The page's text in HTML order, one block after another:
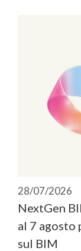
28/07/2026
NextGen
al 7 agosto
sul BIM